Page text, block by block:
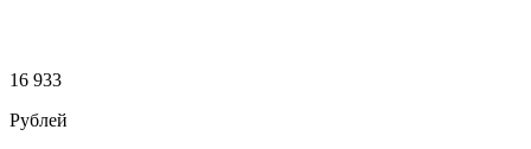
16 933
Рублей